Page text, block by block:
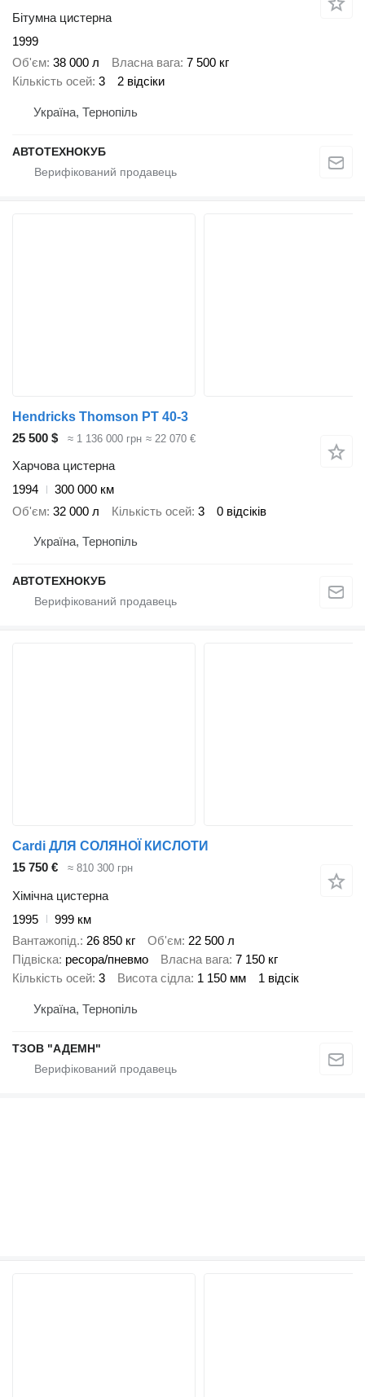
Бітумна цистерна
1999
Об'єм 38 000 л Власна вага 7 500 кг
Кількість осей 3 2 відсіки
Україна, Тернопіль
АВТОТЕХНОКУБ
Hendricks Thomson PT 40-3
25 500 $
≈ 1 136 000 грн ≈ 22 070 €
Харчова цистерна
1994
300 000 км
Об'єм 32 000 л Кількість осей 3 0 відсіків
Україна, Тернопіль
АВТОТЕХНОКУБ
Cardi ДЛЯ СОЛЯНОЇ КИСЛОТИ
15 750 €
≈ 810 300 грн
Хімічна цистерна
1995
999 км
Вантажопід. 26 850 кг Об'єм 22 500 л
Підвіска ресора/пневмо Власна вага 7 150 кг
Кількість осей 3 Висота сідла 1 150 мм 1 відсік
Україна, Тернопіль
ТЗОВ "АДЕМН"